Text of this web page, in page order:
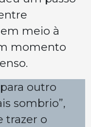
meio à
momento
outro
sombrio”,
trazer o